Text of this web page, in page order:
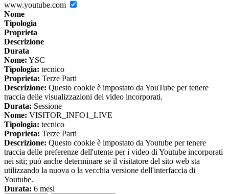
www.youtube.com
Nome
Tipologia
Proprieta
Descrizione
Durata
Nome: YSC
Tipologia: tecnico
Proprieta: Terze Parti
Descrizione: Questo cookie è impostato da YouTube per tenere
traccia delle visualizzazioni dei video incorporati.
Durata: Sessione
Nome: VISITOR_INFO1_LIVE
Tipologia: tecnico
Proprieta: Terze Parti
Descrizione: Questo cookie è impostato da Youtube per tenere
traccia delle preferenze dell'utente per i video di Youtube incorporati
nei siti; può anche determinare se il visitatore del sito web sta
utilizzando la nuova o la vecchia versione dell'interfaccia di
Youtube.
Durata: 6 mesi